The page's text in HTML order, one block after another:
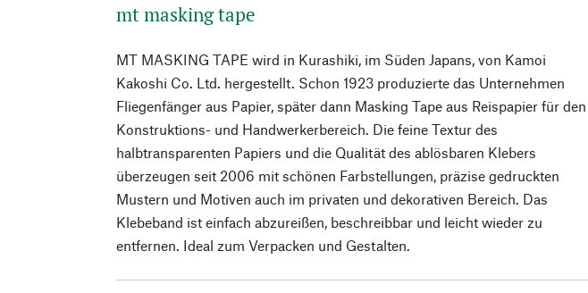
mt masking tape
MT MASKING TAPE wird in Kurashiki, im Süden Japans, von Kamoi
Kakoshi Co. Ltd. hergestellt. Schon 1923 produzierte das Unternehmen
Fliegenfänger aus Papier, später dann Masking Tape aus Reispapier für den
Konstruktions- und Handwerkerbereich. Die feine Textur des
halbtransparenten Papiers und die Qualität des ablösbaren Klebers
überzeugen seit 2006 mit schönen Farbstellungen, präzise gedruckten
Mustern und Motiven auch im privaten und dekorativen Bereich. Das
Klebeband ist einfach abzureißen, beschreibbar und leicht wieder zu
entfernen. Ideal zum Verpacken und Gestalten.